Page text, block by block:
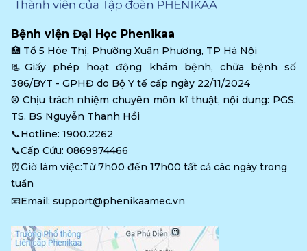
Bệnh viện Đại Học Phenikaa
🏥 Tổ 5 Hòe Thị, Phường Xuân Phương, TP Hà Nội
📃Giấy phép hoạt động khám bệnh, chữa bệnh số
386/BYT - GPHĐ do Bộ Y tế cấp ngày 22/11/2024
®️ Chịu trách nhiệm chuyên môn kĩ thuật, nội dung: PGS.
TS. BS Nguyễn Thanh Hồi
📞Hotline: 1900.2262
📞Cấp Cứu: 0869974466
⏰Giờ làm việc:Từ 7h00 đến 17h00 tất cả các ngày trong
tuần
📧Email: support@phenikaamec.vn